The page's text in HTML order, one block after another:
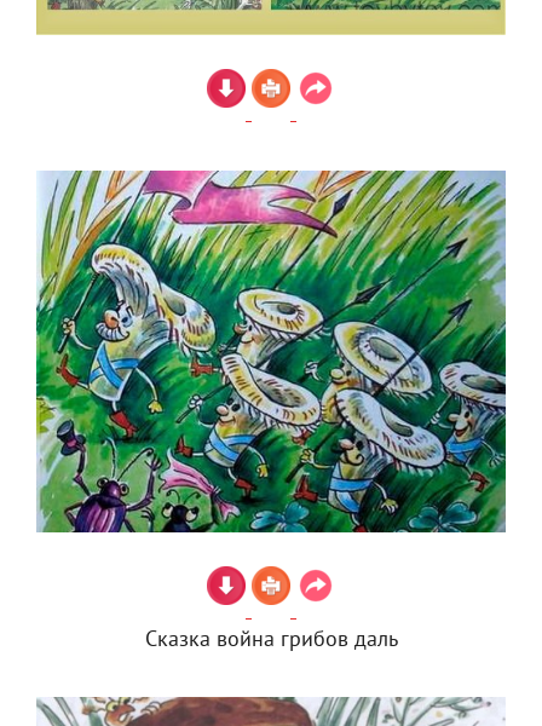
Сказка война грибов даль